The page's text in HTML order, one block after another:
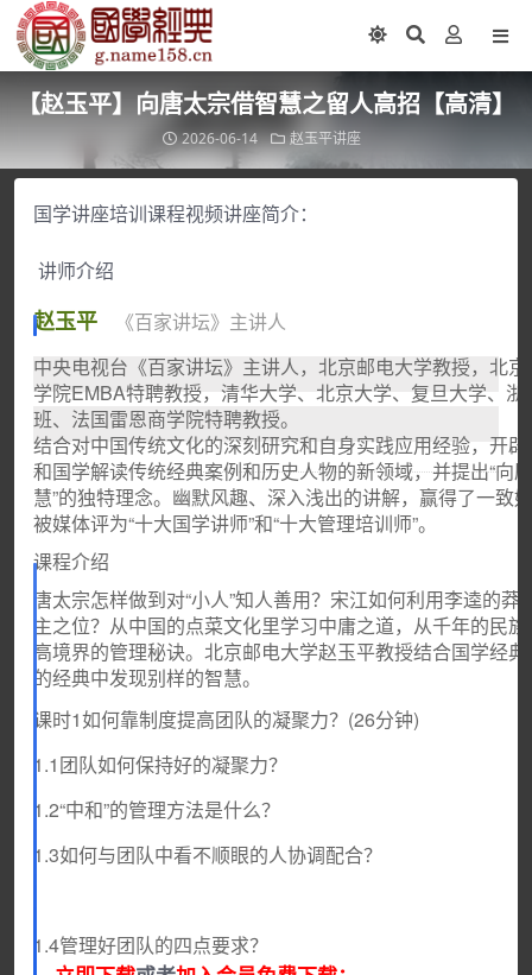
【赵玉平】向唐太宗借智慧之留人高招【高清】
2026-06-14 赵玉平讲座
国学讲座培训课程视频讲座简介：
讲师介绍
赵玉平
《百家讲坛》主讲人
中央电视台《百家讲坛》主讲人，北京邮电大学教授，北
学院EMBA特聘教授，清华大学、北京大学、复旦大学、浙
班、法国雷恩商学院特聘教授。
结合对中国传统文化的深刻研究和自身实践应用经验，开
和国学解读传统经典案例和历史人物的新领域，并提出“向
慧”的独特理念。幽默风趣、深入浅出的讲解，赢得了一致
被媒体评为“十大国学讲师”和“十大管理培训师”。
课程介绍
唐太宗怎样做到对“小人”知人善用？宋江如何利用李逵的莽
主之位？从中国的点菜文化里学习中庸之道，从千年的民
高境界的管理秘诀。北京邮电大学赵玉平教授结合国学经
的经典中发现别样的智慧。
课时1如何靠制度提高团队的凝聚力？(26分钟)
1.1团队如何保持好的凝聚力？
1.2“中和”的管理方法是什么？
1.3如何与团队中看不顺眼的人协调配合？
1.4管理好团队的四点要求？